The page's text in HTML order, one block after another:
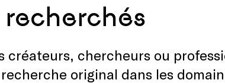
créateurs, chercheurs ou
original dans les